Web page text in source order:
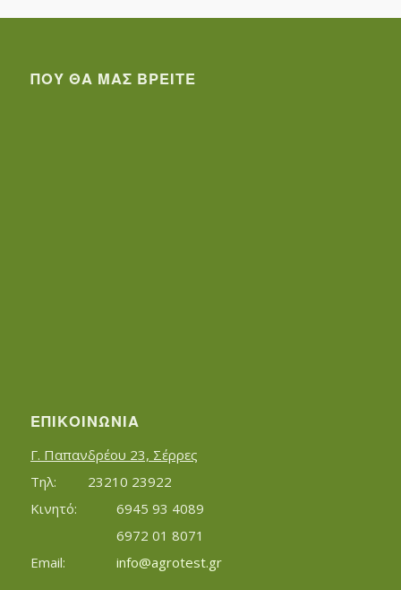
ΠΟΥ ΘΑ ΜΑΣ ΒΡΕΊΤΕ
ΕΠΙΚΟΙΝΩΝΊΑ
Γ. Παπανδρέου 23, Σέρρες
Τηλ:		23210 23922
Κινητό:		6945 93 4089
			6972 01 8071
info@agrotest.gr